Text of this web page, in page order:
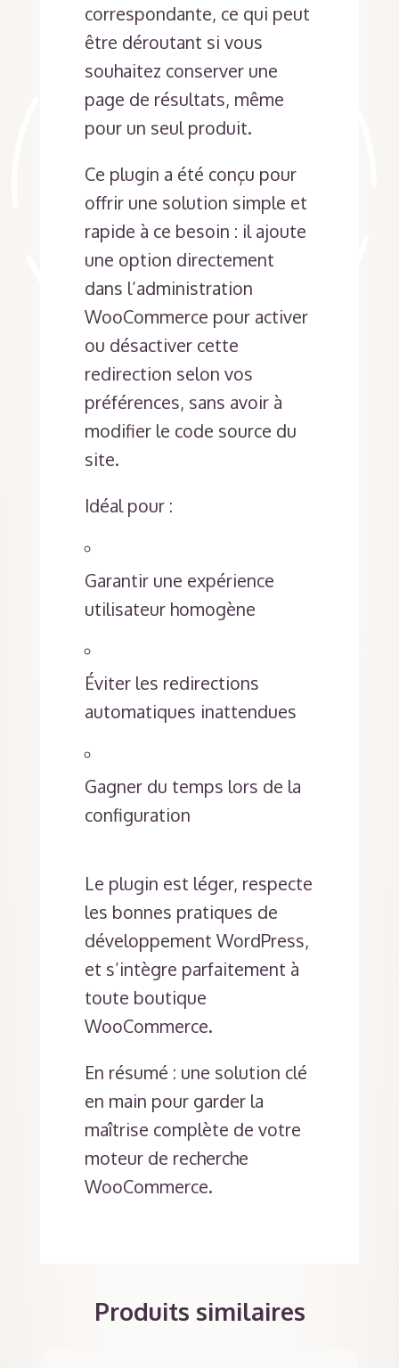
correspondante, ce qui peut
être déroutant si vous
souhaitez conserver une
page de résultats, même
pour un seul produit.
Ce plugin a été conçu pour
offrir une solution simple et
rapide à ce besoin : il ajoute
une option directement
dans l’administration
WooCommerce pour activer
ou désactiver cette
redirection selon vos
préférences, sans avoir à
modifier le code source du
site.
Idéal pour :
Garantir une expérience
utilisateur homogène
Éviter les redirections
automatiques inattendues
Gagner du temps lors de la
configuration
Le plugin est léger, respecte
les bonnes pratiques de
développement WordPress,
et s’intègre parfaitement à
toute boutique
WooCommerce.
En résumé : une solution clé
en main pour garder la
maîtrise complète de votre
moteur de recherche
WooCommerce.
Produits similaires